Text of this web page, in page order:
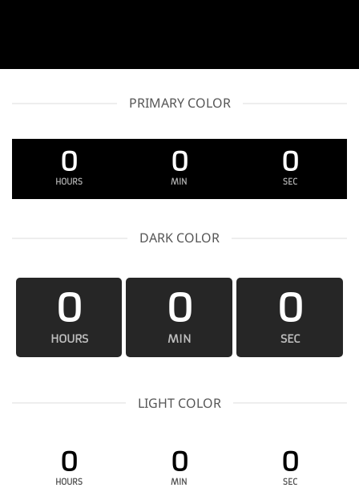
PRIMARY COLOR
0
HOURS
0
MIN
0
SEC
DARK COLOR
0
HOURS
0
MIN
0
SEC
LIGHT COLOR
0
HOURS
0
MIN
0
SEC